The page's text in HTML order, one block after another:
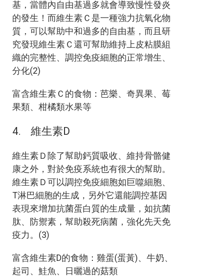
基，當體內自由基過多就會導致慢性發炎
的發生！而維生素Ｃ是一種強力抗氧化物
質，可以幫助中和過多的自由基，而且研
究發現維生素Ｃ還可幫助維持上皮粘膜組
織的完整性、調控免疫細胞的正常增生、
分化(2)
富含維生素Ｃ的食物：芭樂、奇異果、莓
果類、柑橘類水果等
4. 維生素D
維生素Ｄ除了幫助鈣質吸收、維持骨骼健
康之外，對於免疫系統也有很大的幫助。
維生素Ｄ可以調控免疫細胞如巨噬細胞、
T淋巴細胞的生成，另外它還能調控基因
表現來增加抗菌蛋白質的生成量，如抗菌
肽、防禦素，幫助殺死病菌，強化先天免
疫力。(3)
富含維生素D的食物：雞蛋(蛋黃)、牛奶、
起司、鮭魚、日曬過的菇類